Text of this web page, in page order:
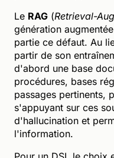
Le RAG (Retrieval-
génération
partie ce défaut. Au
partir de son
d'abord une base
procédures, bases
passages pertinents,
s'appuyant sur ces
d'hallucination et
l'information.